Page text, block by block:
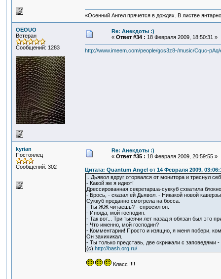
«Осенний Ангел прячется в дождях. В листве
OEOUO
Ветеран
Сообщений: 1283
Re: Анекдоты :)
« Ответ #34 : 18 Февраля 2009, 18:50:31 »
http://www.imeem.com/people/gcs3z8-/music/Cquc-
kyrian
Постоялец
Сообщений: 302
Re: Анекдоты :)
« Ответ #35 : 18 Февраля 2009, 20:59:55 »
Цитата: Quantum Angel от 14 Февраля 2009,
...Дьявол вдруг оторвался от монитора и треснул
- Какой же я идиот!
Дрессированная секретарша-суккуб схватила
- Брось, - сказал ей Дьявол. - Никакой новой
Суккуб преданно смотрела на босса.
- Ты ЖЖ читаешь? - спросил он.
- Иногда, мой господин.
- Так вот... Три тысячи лет назад я обязан был это
- Что именно, мой господин?
- Комментарии! Просто и изящно, я меня побери,
Он захихикал.
- Ты только представь, две скрижали с заповедями
(c) http://bash.org.ru/
Класс !!!!